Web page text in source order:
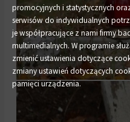
promocyjnych i statystycznych
serwisów do indywidualnych
je współpracujące z nami firmy
multimedialnych. W programie
zmienić ustawienia dotyczące
zmiany ustawień dotyczących
pamięci urządzenia.